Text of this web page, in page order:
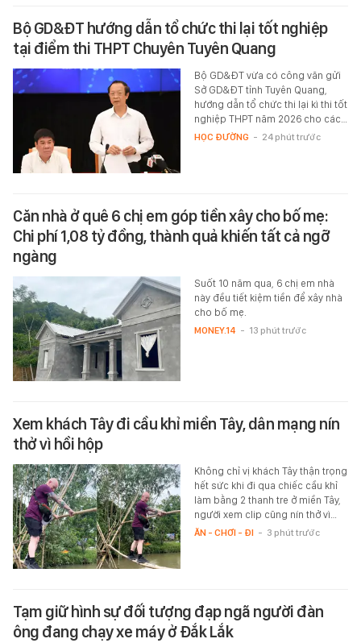
Bộ GD&ĐT hướng dẫn tổ chức thi lại tốt nghiệp
tại điểm thi THPT Chuyên Tuyên Quang
Bộ GD&ĐT vừa có công văn gửi
Sở GD&ĐT tỉnh Tuyên Quang,
hướng dẫn tổ chức thi lại kì thi tốt
nghiệp THPT năm 2026 cho các…
HỌC ĐƯỜNG - 24 phút trước
Căn nhà ở quê 6 chị em góp tiền xây cho bố mẹ:
Chi phí 1,08 tỷ đồng, thành quả khiến tất cả ngỡ
ngàng
Suốt 10 năm qua, 6 chị em nhà
này đều tiết kiệm tiền để xây nhà
cho bố mẹ.
MONEY.14 - 13 phút trước
Xem khách Tây đi cầu khỉ miền Tây, dân mạng nín
thở vì hồi hộp
Không chỉ vị khách Tây thận trọng
hết sức khi đi qua chiếc cầu khỉ
làm bằng 2 thanh tre ở miền Tây,
người xem clip cũng nín thở vì…
ĂN - CHƠI - ĐI - 3 phút trước
Tạm giữ hình sự đối tượng đạp ngã người đàn
ông đang chạy xe máy ở Đắk Lắk